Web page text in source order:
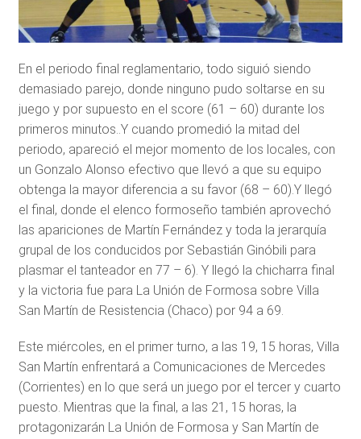
En el periodo final reglamentario, todo siguió siendo
demasiado parejo, donde ninguno pudo soltarse en su
juego y por supuesto en el score (61 – 60) durante los
primeros minutos..Y cuando promedió la mitad del
periodo, apareció el mejor momento de los locales, con
un Gonzalo Alonso efectivo que llevó a que su equipo
obtenga la mayor diferencia a su favor (68 – 60).Y llegó
el final, donde el elenco formoseño también aprovechó
las apariciones de Martín Fernández y toda la jerarquía
grupal de los conducidos por Sebastián Ginóbili para
plasmar el tanteador en 77 – 6). Y llegó la chicharra final
y la victoria fue para La Unión de Formosa sobre Villa
San Martín de Resistencia (Chaco) por 94 a 69.
Este miércoles, en el primer turno, a las 19, 15 horas, Villa
San Martín enfrentará a Comunicaciones de Mercedes
(Corrientes) en lo que será un juego por el tercer y cuarto
puesto. Mientras que la final, a las 21, 15 horas, la
protagonizarán La Unión de Formosa y San Martín de